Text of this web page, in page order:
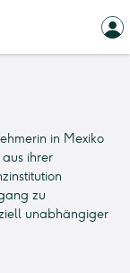
in Mexiko
ihrer
zu
unabhängiger